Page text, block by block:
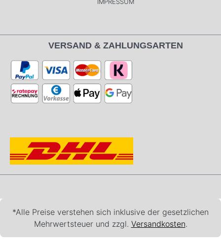
VERSAND & ZAHLUNGSARTEN
*Alle Preise verstehen sich inklusive der gesetzlichen
Mehrwertsteuer und zzgl. Versandkosten.